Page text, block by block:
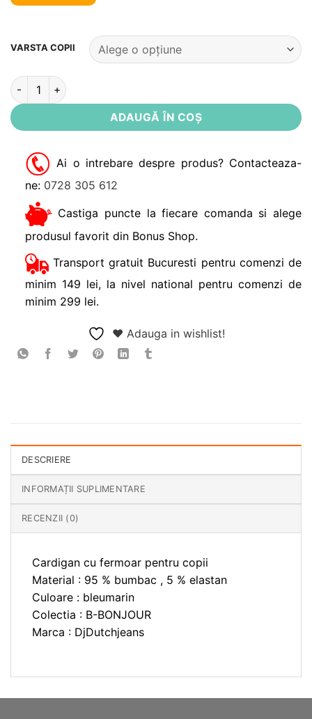
VARSTA COPII
Cantitate Cardigan copii fermoar French Terry DjDutchjeans
ADAUGĂ ÎN COȘ
Ai o intrebare despre produs? Contacteaza-
ne: 0728 305 612
Castiga puncte la fiecare comanda si alege
produsul favorit din Bonus Shop.
Transport gratuit Bucuresti pentru comenzi de
minim 149 lei, la nivel national pentru comenzi de
minim 299 lei.
❤ Adauga in wishlist!
DESCRIERE
INFORMAȚII SUPLIMENTARE
RECENZII (0)
Cardigan cu fermoar pentru copii
Material : 95 % bumbac , 5 % elastan
Culoare : bleumarin
Colectia : B-BONJOUR
Marca : DjDutchjeans